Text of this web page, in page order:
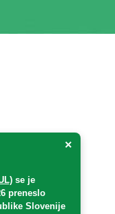
×
se je
preneslo
Slovenije